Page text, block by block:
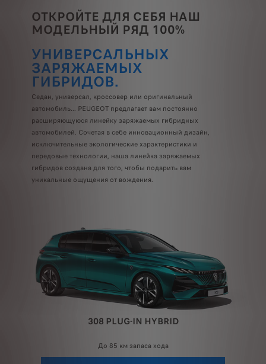
ОТКРОЙТЕ ДЛЯ СЕБЯ НАШ
МОДЕЛЬНЫЙ РЯД 100%
УНИВЕРСАЛЬНЫХ
ЗАРЯЖАЕМЫХ
ГИБРИДОВ.
Седан, универсал, кроссовер или оригинальный
автомобиль... PEUGEOT предлагает вам постоянно
расширяющуюся линейку заряжаемых гибридных
автомобилей. Сочетая в себе инновационный дизайн,
исключительные экологические характеристики и
передовые технологии, наша линейка заряжаемых
гибридов создана для того, чтобы подарить вам
уникальные ощущения от вождения.
308 PLUG-IN HYBRID
До 85 км запаса хода